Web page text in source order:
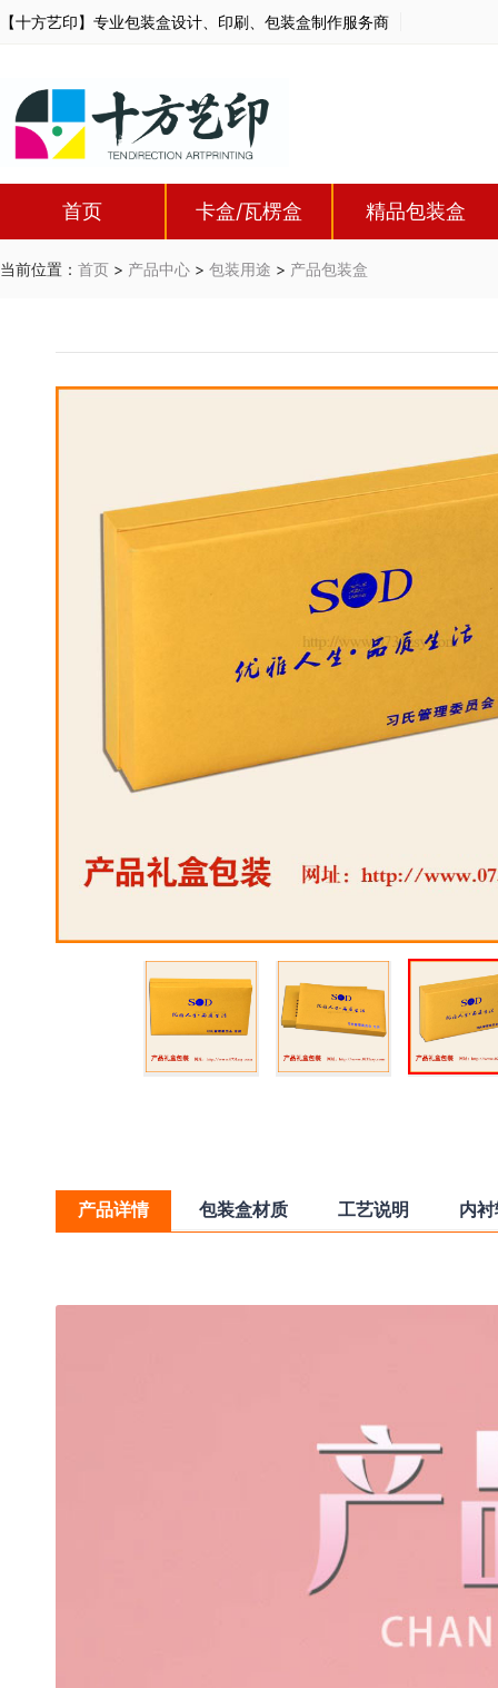
【十方艺印】专业包装盒设计、印刷、包装盒制作服务商
首页 卡盒/瓦楞盒 精品包装盒
当前位置： 首页 > 产品中心 > 包装用途 > 产品包装盒
产品详情 包装盒材质 工艺说明 内